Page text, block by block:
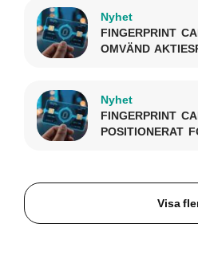
Nyhet
FINGERPRINT
OMVÄND
Nyhet
FINGERPRINT
POSITIONERAT
Visa